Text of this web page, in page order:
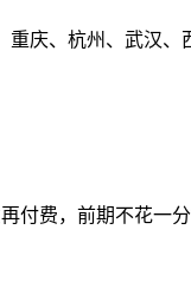
庆、杭州、武汉
付费，前期不花一